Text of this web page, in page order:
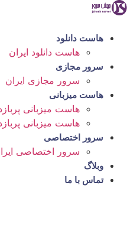
پرش
محتوا
هاست دانلود
هاست دانلود ایران
سرور مجازی
سرور مجازی ایران
هاست میزبانی
هاست میزبانی
هاست میزبانی
سرور اختصاصی
سرور اختصاصی
وبلاگ
تماس با ما